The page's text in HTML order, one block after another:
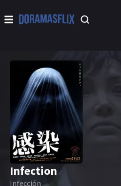
Infection
Infección